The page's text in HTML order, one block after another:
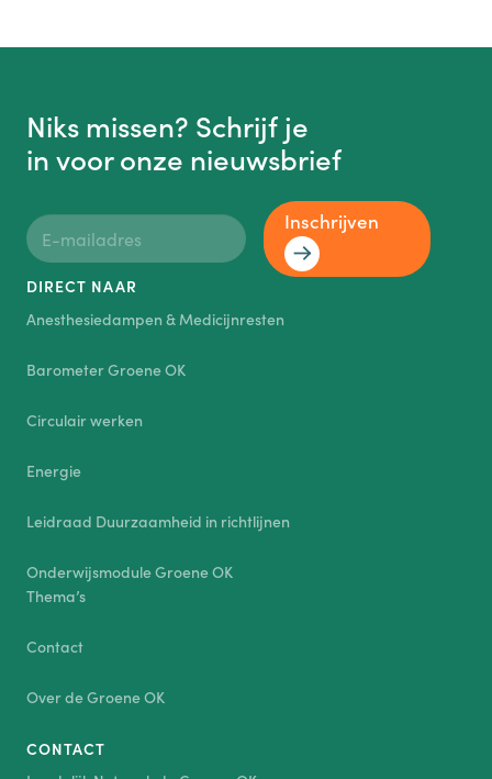
Niks missen? Schrijf je
in voor onze nieuwsbrief
Inschrijven
DIRECT NAAR
Anesthesiedampen & Medicijnresten
Barometer Groene OK
Circulair werken
Energie
Leidraad Duurzaamheid in richtlijnen
Onderwijsmodule Groene OK
Thema’s
Contact
Over de Groene OK
CONTACT